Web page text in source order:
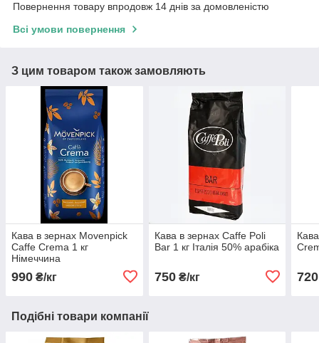
Повернення товару впродовж 14 днів за домовленістю
Всі умови повернення
З цим товаром також замовляють
Кава в зернах Movenpick
Caffe Crema 1 кг
Німеччина
990 ₴/кг
Кава в зернах Caffe Poli
Bar 1 кг Італія 50% арабіка
750₴/кг 720
Подібні товари компанії